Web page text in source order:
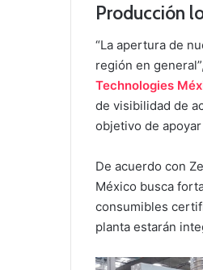
Producción
“La apertura de
región en
Technologies
de visibilidad de
objetivo de
De acuerdo con
México busca
consumibles
planta estarán